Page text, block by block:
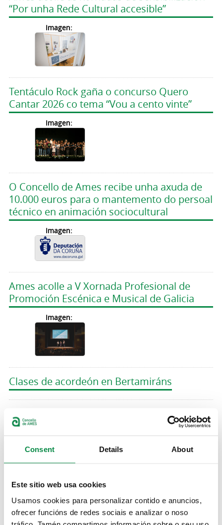
Consent Details About
Este sitio web usa cookies
Usamos cookies para personalizar contido e anuncios,
ofrecer funcións de redes sociais e analizar o noso
“Por unha Rede Cultural accesible”
Imagen:
Tentáculo Rock gaña o concurso Quero
Cantar 2026 co tema “Vou a cento vinte”
Imagen:
O Concello de Ames recibe unha axuda de
10.000 euros para o mantemento do persoal
técnico en animación sociocultural
Imagen:
Ames acolle a V Xornada Profesional de
Promoción Escénica e Musical de Galicia
Imagen:
Clases de acordeón en Bertamiráns
>Pedro e o Lobo, arte e movemento
Velada de arte en vivo: proceso creativo de
O Concello de Ames recibe unha axuda de
10.000 euros para o mantemento do persoal